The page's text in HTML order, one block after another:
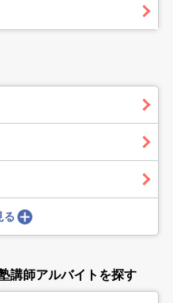
る
講師アルバイトを探す